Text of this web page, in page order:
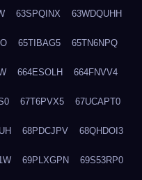
63SPQINX 63WDQUHH
65TIBAG5 65TN6NPQ
664ESOLH 664FNVV4
67T6PVX5 67UCAPT0
68PDCJPV 68QHDOI3
69PLXGPN 69S53RP0